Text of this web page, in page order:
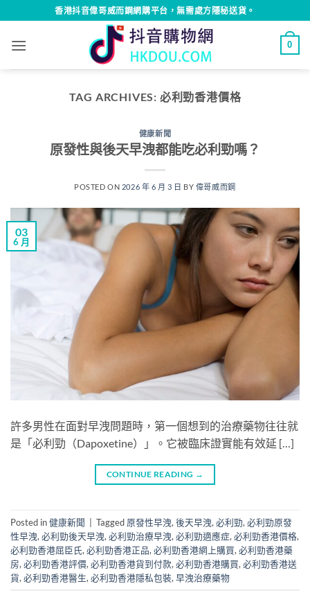
to
content
香港抖音偉哥威而鋼網購平台，無需處方隱秘送貨。
0
TAG ARCHIVES: 必利勁香港價格
健康新聞
原發性與後天早洩都能吃必利勁嗎？
POSTED ON 2026 年 6 月 3 日 BY 偉哥威而鋼
03
6 月
許多男性在面對早洩問題時，第一個想到的治療藥物往往就
是「必利勁（Dapoxetine）」。它被臨床證實能有效延 […]
CONTINUE READING →
Posted in健康新聞 Tagged 原發性早洩, 後天早洩, 必利勁, 必利勁原發
性早洩, 必利勁後天早洩, 必利勁治療早洩, 必利勁適應症, 必利勁香港價格,
必利勁香港屈臣氏, 必利勁香港正品, 必利勁香港網上購買, 必利勁香港藥
房, 必利勁香港評價, 必利勁香港貨到付款, 必利勁香港購買, 必利勁香港送
貨, 必利勁香港醫生, 必利勁香港隱私包裝, 早洩治療藥物